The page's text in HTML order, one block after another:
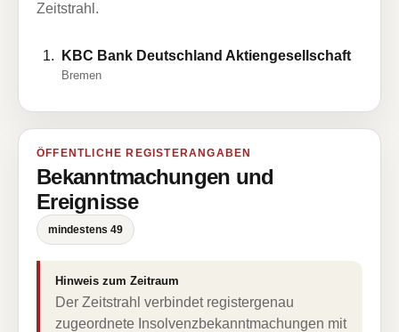
Zeitstrahl.
KBC Bank Deutschland Aktiengesellschaft
Bremen
ÖFFENTLICHE REGISTERANGABEN
Bekanntmachungen und
Ereignisse
mindestens 49
Hinweis zum Zeitraum
Der Zeitstrahl verbindet registergenau
zugeordnete Insolvenzbekanntmachungen mit